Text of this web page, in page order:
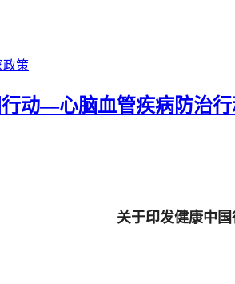
政策
动—心脑血管疾病防治
关于印发健康中